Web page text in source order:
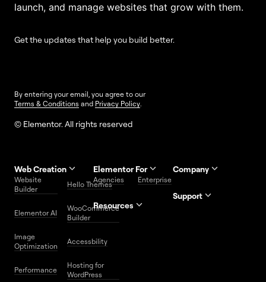
launch, and manage websites that grow with them.
Get the updates that help you build better.
By entering your email, you agree to our
Terms & Conditions and Privacy Policy
© Elementor. All rights reserved
Web Creation
Website
Builder
Hello Themes
Elementor AI
WooCommerce
Builder
Image
Optimization
Accessbility
Performance
Hosting for
WordPress
Elementor For
Agencies Enterprise
Resources
Website
Free
Elementor
Company
Support